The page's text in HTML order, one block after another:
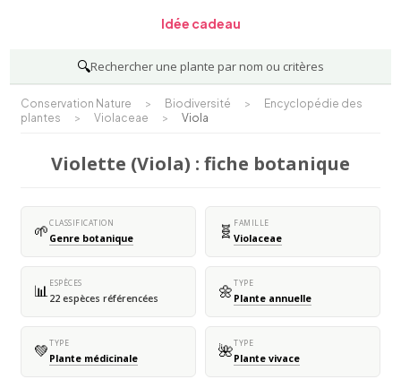
Idée cadeau
🔍Rechercher une plante par nom ou critères
Conservation Nature > Biodiversité >
Encyclopédie des
plantes
> Violaceae > Viola
Violette (Viola) : fiche botanique
🌱CLASSIFICATION
Genre botanique 🧬 FAMILLE
Violaceae
📊ESPÈCES
22 espèces référencées 🌼TYPE
Plante annuelle
💚TYPE
Plante médicinale 🌺TYPE
Plante vivace